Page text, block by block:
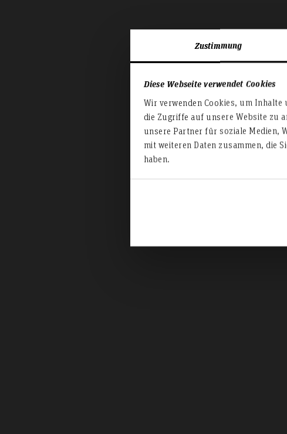
Zustimmung
Diese Webseite verwendet Cookies
Wir verwenden Cookies, um
die Zugriffe auf unsere Website zu
unsere Partner für soziale Medien,
mit weiteren Daten zusammen, die
haben.